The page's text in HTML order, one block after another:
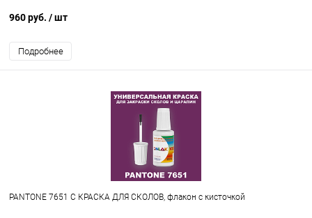
960 руб. / шт
Подробнее
PANTONE 7651 C КРАСКА ДЛЯ СКОЛОВ, флакон с кисточкой